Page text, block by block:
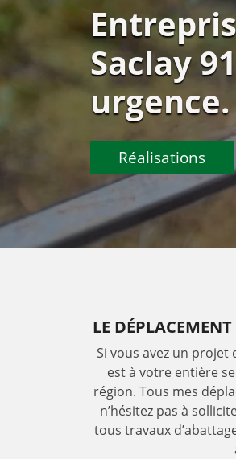
Saclay
urgence.
Réalisations
LE
Si vous avez un projet
est à votre entière
région. Tous mes
n’hésitez pas à
tous travaux